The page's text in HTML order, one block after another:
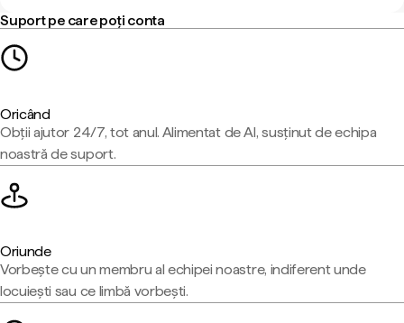
Suport pe care poți conta
Oricând
Obții ajutor 24/7, tot anul. Alimentat de AI, susținut de echipa
noastră de suport.
Oriunde
Vorbește cu un membru al echipei noastre, indiferent unde
locuiești sau ce limbă vorbești.